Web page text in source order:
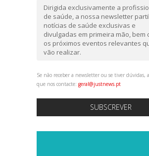
Dirigida exclusivamente a
de saúde, a nossa newsletter
notícias de saúde exclusivas e
divulgadas em primeira mão, bem
os próximos eventos relevantes
vão realizar.
Se não receber a newsletter ou se tiver dúvidas,
que nos contacte: geral@justnews.pt
SUBSCREVER